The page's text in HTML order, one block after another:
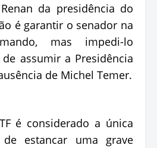
da presidência do
é garantir o senador na
mas impedi-lo
assumir a Presidência
de Michel Temer.
é considerado a única
de estancar uma grave